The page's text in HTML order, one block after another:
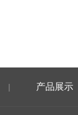
| 产品展示